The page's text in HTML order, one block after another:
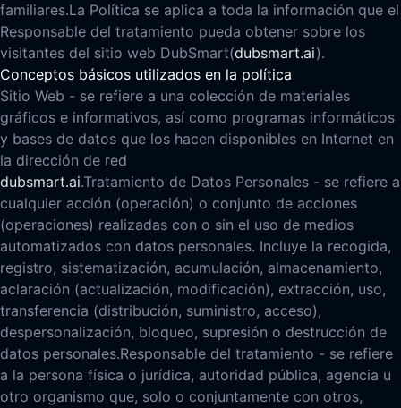
familiares.La Política se aplica a toda la información que el
Responsable del tratamiento pueda obtener sobre los
visitantes del sitio web DubSmart(dubsmart.ai).
Conceptos básicos utilizados en la política
Sitio Web - se refiere a una colección de materiales
gráficos e informativos, así como programas informáticos
y bases de datos que los hacen disponibles en Internet en
la dirección de red
dubsmart.ai.Tratamiento de Datos Personales - se refiere a
cualquier acción (operación) o conjunto de acciones
(operaciones) realizadas con o sin el uso de medios
automatizados con datos personales. Incluye la recogida,
registro, sistematización, acumulación, almacenamiento,
aclaración (actualización, modificación), extracción, uso,
transferencia (distribución, suministro, acceso),
despersonalización, bloqueo, supresión o destrucción de
datos personales.Responsable del tratamiento - se refiere
a la persona física o jurídica, autoridad pública, agencia u
otro organismo que, solo o conjuntamente con otros,